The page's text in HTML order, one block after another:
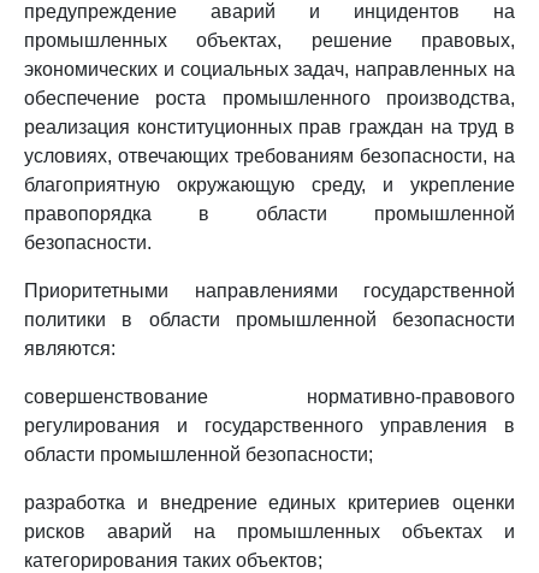
предупреждение аварий и инцидентов на
промышленных объектах, решение правовых,
экономических и социальных задач, направленных на
обеспечение роста промышленного производства,
реализация конституционных прав граждан на труд в
условиях, отвечающих требованиям безопасности, на
благоприятную окружающую среду, и укрепление
правопорядка в области промышленной
безопасности.
Приоритетными направлениями государственной
политики в области промышленной безопасности
являются:
совершенствование нормативно-правового
регулирования и государственного управления в
области промышленной безопасности;
разработка и внедрение единых критериев оценки
рисков аварий на промышленных объектах и
категорирования таких объектов;